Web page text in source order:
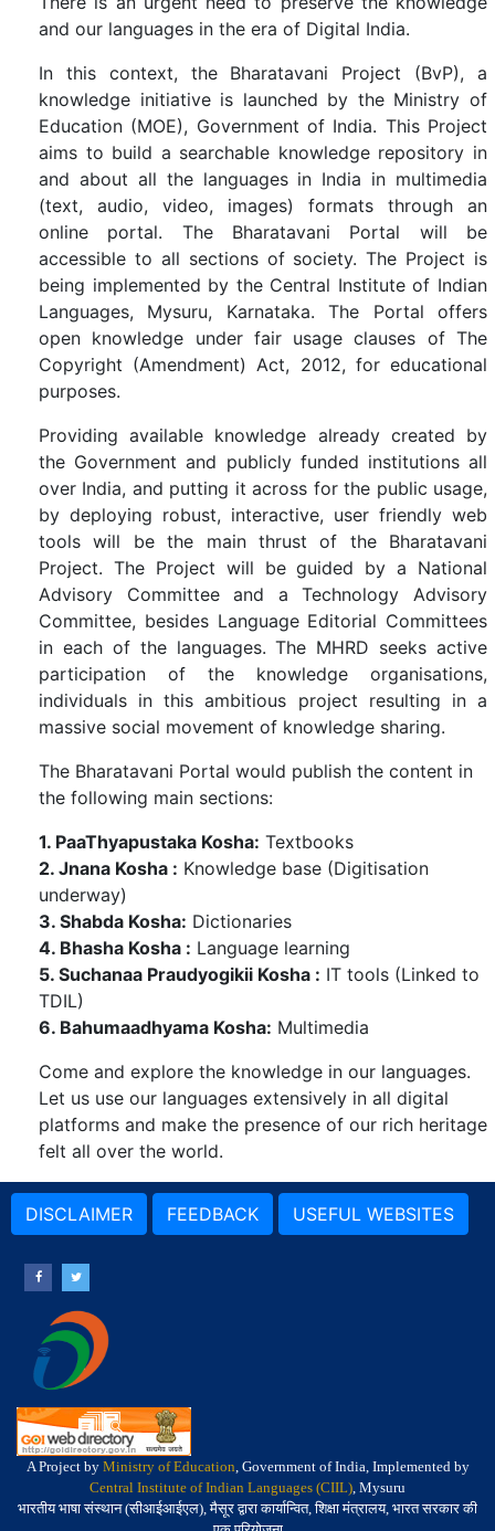
and our languages in the era of Digital India.
In this context, the Bharatavani Project (BvP), a
knowledge initiative is launched by the Ministry of
Education (MOE), Government of India. This Project
aims to build a searchable knowledge repository in
and about all the languages in India in multimedia
(text, audio, video, images) formats through an
online portal. The Bharatavani Portal will be
accessible to all sections of society. The Project is
being implemented by the Central Institute of Indian
Languages, Mysuru, Karnataka. The Portal offers
open knowledge under fair usage clauses of The
Copyright (Amendment) Act, 2012, for educational
purposes.
Providing available knowledge already created by
the Government and publicly funded institutions all
over India, and putting it across for the public usage,
by deploying robust, interactive, user friendly web
tools will be the main thrust of the Bharatavani
Project. The Project will be guided by a National
Advisory Committee and a Technology Advisory
Committee, besides Language Editorial Committees
in each of the languages. The MHRD seeks active
participation of the knowledge organisations,
individuals in this ambitious project resulting in a
massive social movement of knowledge sharing.
The Bharatavani Portal would publish the content in
the following main sections:
1. PaaThyapustaka Kosha: Textbooks
2. Jnana Kosha : Knowledge base (Digitisation
underway)
3. Shabda Kosha: Dictionaries
4. Bhasha Kosha : Language learning
5. Suchanaa Praudyogikii Kosha : IT tools (Linked to
TDIL)
6. Bahumaadhyama Kosha: Multimedia
Come and explore the knowledge in our languages.
Let us use our languages extensively in all digital
platforms and make the presence of our rich heritage
felt all over the world.
DISCLAIMER FEEDBACK USEFUL WEBSITES
A Project by Ministry of Education, Government of India, Implemented by
Central Institute of Indian Languages (CIIL), Mysuru
भारतीय भाषा संस्थान (सीआईआईएल), मैसूर द्वारा कार्यान्वित, शिक्षा मंत्रालय, भारत सरकार की